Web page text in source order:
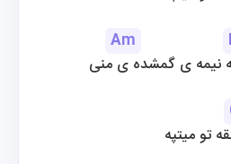
Am
نیمه ی گمشده ی منی
تو میتپه